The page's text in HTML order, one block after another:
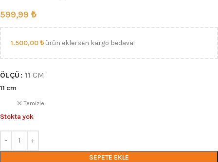
599,99 ₺
1.500,00₺ ürün eklersen kargo bedava!
ÖLÇÜ 11 CM
11 cm
Temizle
Stokta yok
SEPETE EKLE